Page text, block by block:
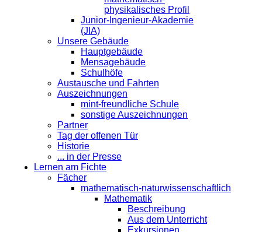
physikalisches Profil
Junior-Ingenieur-Akademie
(JIA)
Unsere Gebäude
Hauptgebäude
Mensagebäude
Schulhöfe
Austausche und Fahrten
Auszeichnungen
mint-freundliche Schule
sonstige Auszeichnungen
Partner
Tag der offenen Tür
Historie
... in der Presse
Lernen am Fichte
Fächer
mathematisch-naturwissenschaftlich
Mathematik
Beschreibung
Aus dem Unterricht
Exkursionen